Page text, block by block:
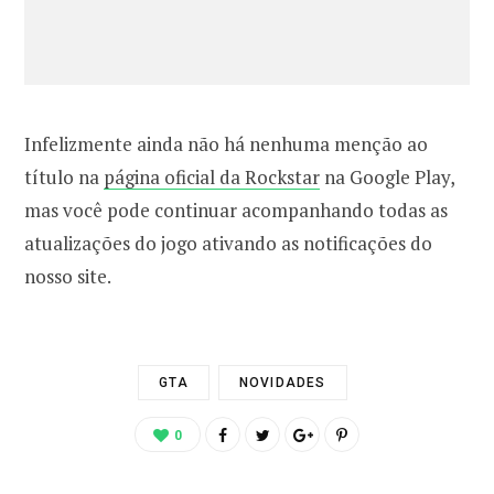
Infelizmente ainda não há nenhuma menção ao
título na página oficial da Rockstar na Google Play,
mas você pode continuar acompanhando todas as
atualizações do jogo ativando as notificações do
nosso site.
GTA NOVIDADES
0